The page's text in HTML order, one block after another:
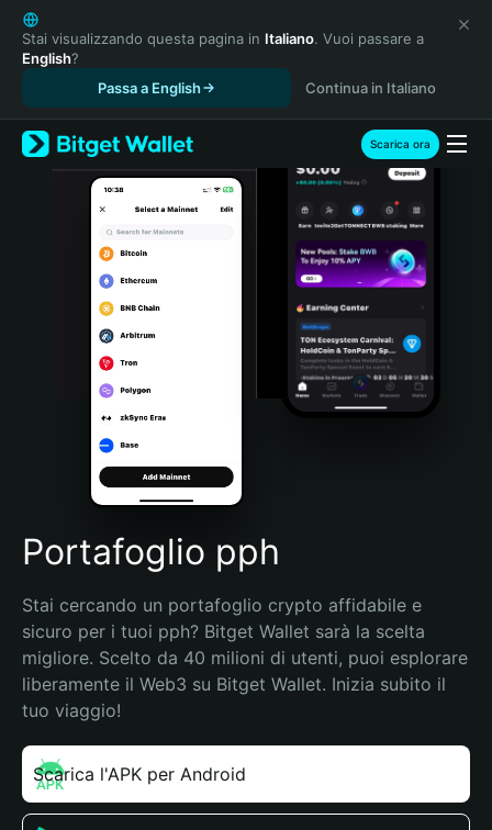
English
日本語
Tiếng Việt
Español (Latinoamérica)
Türkçe
Italiano
Português (Portugal)
Bahasa Indonesia
Português (Brasil)
Español (Argentina)
Stai visualizzando questa pagina in Italiano. Vuoi passare a
English?
Passa a English
Continua in Italiano
Scarica ora
Portafoglio pph
Stai cercando un portafoglio crypto affidabile e
sicuro per i tuoi pph? Bitget Wallet sarà la scelta
migliore. Scelto da 40 milioni di utenti, puoi esplorare
liberamente il Web3 su Bitget Wallet. Inizia subito il
tuo viaggio!
Scarica l'APK per Android